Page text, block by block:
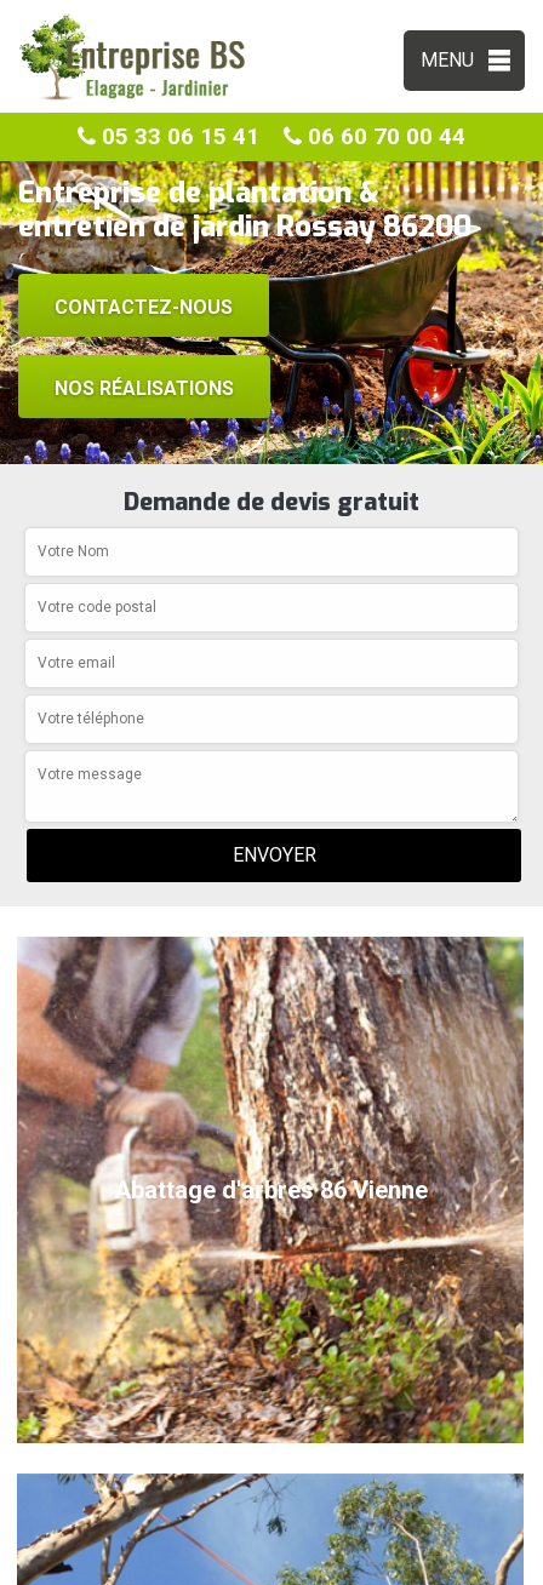
MENU
05 33 06 15 41 06 60 70 00 44
Entreprise de plantation &
entretien de jardin Rossay 86200
CONTACTEZ-NOUS
NOS RÉALISATIONS
Demande de devis gratuit
Abattage d'arbres 86 Vienne